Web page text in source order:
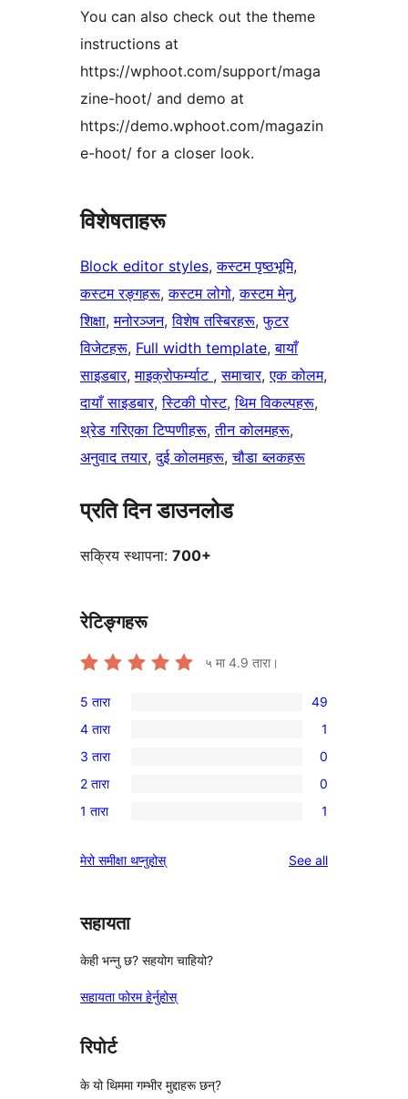
You can also check out the theme
instructions at
https://wphoot.com/support/maga
zine-hoot/ and demo at
https://demo.wphoot.com/magazin
e-hoot/ for a closer look.
विशेषताहरू
Block editor styles, कस्टम पृष्ठभूमि
कस्टम रङ्गहरू, कस्टम लोगो, कस्टम मेनु
शिक्षा, मनोरञ्जन, विशेष तस्बिरहरू, फुटर
विजेटहरू, Full width template, बायाँ
साइडबार, माइक्रोफर्म्याट , समाचार, एक कोलम
दायाँ साइडबार, स्टिकी पोस्ट, थिम विकल्पहरू
थ्रेड गरिएका टिप्पणीहरू, तीन कोलमहरू
अनुवाद तयार, दुई कोलमहरू, चौडा ब्लकहरू
प्रति दिन डाउनलोड
सक्रिय स्थापना: 700+
रेटिङ्गहरू
५ मा4.9 तारा।
49
5-
तारा
समीक्षाहरू
5 तारा 49
1
4-
तारा
समीक्षा
4 तारा 1
0
3-
तारा
3 तारा 0
0
2-
समीक्षाहरू
2 तारा 0
1
तारा
1 तारा 1
मेरो समीक्षा थप्नुहोस् See allreviews
सहायता
केही भन्नु छ? सहयोग चाहियो?
सहायता फोरम हेर्नुहोस्
रिपोर्ट
के यो थिममा गम्भीर मुद्दाहरू छन्?